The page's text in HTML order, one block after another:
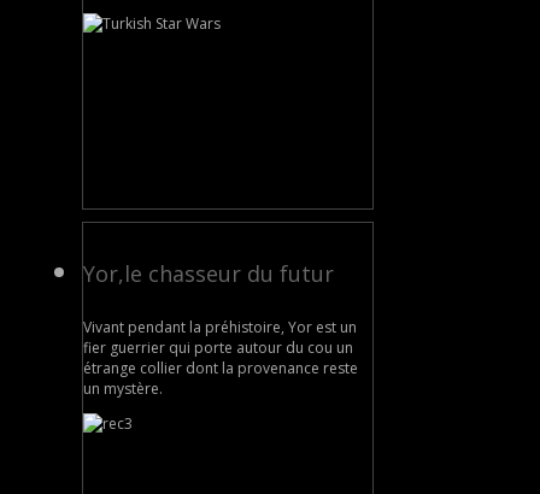
Yor,le chasseur du futur
Vivant pendant la préhistoire, Yor est un
fier guerrier qui porte autour du cou un
étrange collier dont la provenance reste
un mystère.